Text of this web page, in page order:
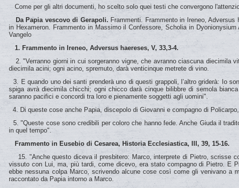
Come per gli altri documenti, ho scelto solo quei testi che convergono
Da Papia vescovo di Gerapoli. Frammenti. Frammento in Ireneo,
in Hexameron. Frammento in Massimo il Confessore, Scholia in
Vangelo
1. Frammento in Ireneo, Adversus haereses, V, 33,3-4.
2. "Verranno giorni in cui sorgeranno vigne, che avranno ciascuna diecimila
diecimila acini; ogni acino, spremuto, darà venticinque metrete di vino.
3. E quando uno dei santi prenderà uno di questi grappoli, l’altro griderà: Io
spiga avrà diecimila chicchi; ogni chicco darà cinque bilibbre di semola
saranno pacifici e concordi tra loro e pienamente soggetti agli uomini".
4. Di queste cose anche Papia, discepolo di Giovanni e compagno di
5. "Queste cose sono credibili per coloro che hanno fede. Anche Giuda il
in quel tempo".
Frammento in Eusebio di Cesarea, Historia Ecclesiastica, III, 39, 15-16.
15. "Anche questo diceva il presbitero: Marco, interprete di Pietro, scrisse
vissuto con Lui, ma, più tardi, come dicevo, era stato compagno di Pietro. E
ebbe nessuna colpa Marco, scrivendo alcune cose così come gli venivano a
raccontato da Papia intorno a Marco.